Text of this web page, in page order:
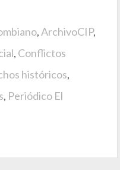
,ArchivoCIP,
, Conflictos
históricos,
, Periódico El